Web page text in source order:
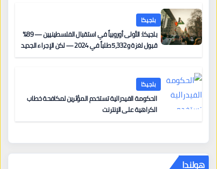
بلجيكا
بلجيكا: الأولى أوروبياً في استقبال الفلسطينيين — 89%
قبول لغزة و5,332 طلباً في 2024 — لكن الإجراء الجديد
بلجيكا
الحكومة الفيدرالية تستخدم المؤثرين لمكافحة خطاب
الكراهية على الإنترنت
هولندا